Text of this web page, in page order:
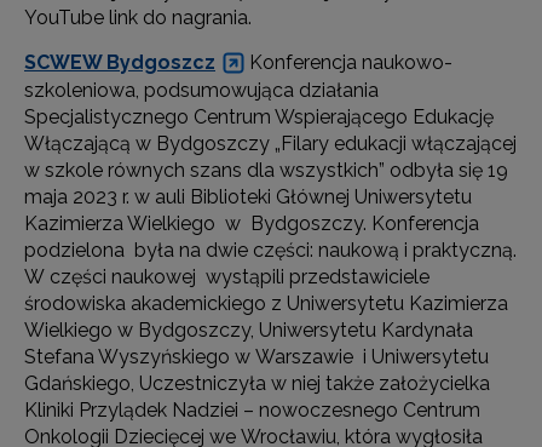
YouTube link do nagrania.
SCWEW Bydgoszcz
Konferencja naukowo-
szkoleniowa, podsumowująca działania
Specjalistycznego Centrum Wspierającego Edukację
Włączającą w Bydgoszczy „Filary edukacji włączającej
w szkole równych szans dla wszystkich” odbyła się 19
maja 2023 r. w auli Biblioteki Głównej Uniwersytetu
Kazimierza Wielkiego w Bydgoszczy. Konferencja
podzielona była na dwie części: naukową i praktyczną.
W części naukowej wystąpili przedstawiciele
środowiska akademickiego z Uniwersytetu Kazimierza
Wielkiego w Bydgoszczy, Uniwersytetu Kardynała
Stefana Wyszyńskiego w Warszawie i Uniwersytetu
Gdańskiego, Uczestniczyła w niej także założycielka
Kliniki Przylądek Nadziei – nowoczesnego Centrum
Onkologii Dziecięcej we Wrocławiu, która wygłosiła